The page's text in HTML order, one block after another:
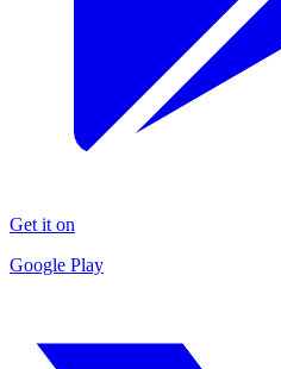
Get it on
Google Play